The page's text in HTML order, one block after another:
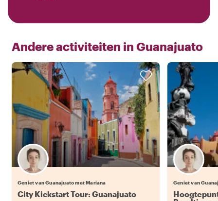
Andere activiteiten in Guanajuato
Geniet van Guanajuato met Mariana
City Kickstart Tour: Guanajuato
Geniet van